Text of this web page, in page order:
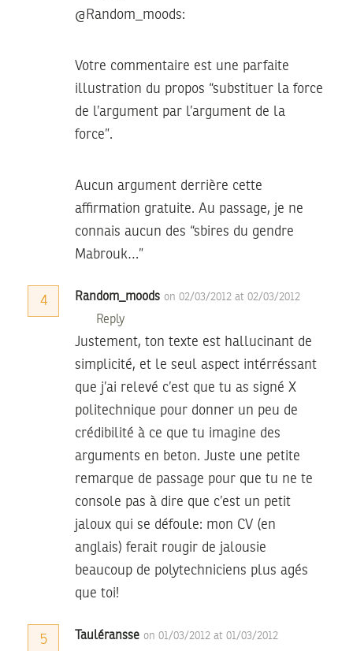
@Random_moods:
Votre commentaire est une parfaite
illustration du propos “substituer la force
de l’argument par l’argument de la
force”.
Aucun argument derrière cette
affirmation gratuite. Au passage, je ne
connais aucun des “sbires du gendre
Mabrouk…”
4 Random_moods on 02/03/2012 at 02/03/2012
Reply
Justement, ton texte est hallucinant de
simplicité, et le seul aspect intérréssant
que j’ai relevé c’est que tu as signé X
politechnique pour donner un peu de
crédibilité à ce que tu imagine des
arguments en beton. Juste une petite
remarque de passage pour que tu ne te
console pas à dire que c’est un petit
jaloux qui se défoule: mon CV (en
anglais) ferait rougir de jalousie
beaucoup de polytechniciens plus agés
que toi!
5 Tauléransse on 01/03/2012 at 01/03/2012